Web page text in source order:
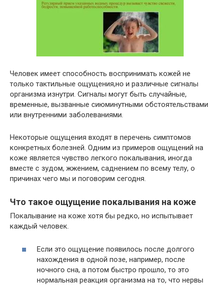
Человек имеет способность воспринимать кожей не
только тактильные ощущения,но и различные сигналы
организма изнутри. Сигналы могут быть случайные,
временные, вызванные сиюминутными обстоятельствами
или внутренними заболеваниями.
Некоторые ощущения входят в перечень симптомов
конкретных болезней. Одним из примеров ощущений на
коже является чувство легкого покалывания, иногда
вместе с зудом, жжением, саднением по всему телу, о
причинах чего мы и поговорим сегодня.
Что такое ощущение покалывания на коже
Покалывание на коже хотя бы редко, но испытывает
каждый человек.
Если это ощущение появилось после долгого
нахождения в одной позе, например, после
ночного сна, а потом быстро прошло, то это
нормальная реакция организма на то, что нервы